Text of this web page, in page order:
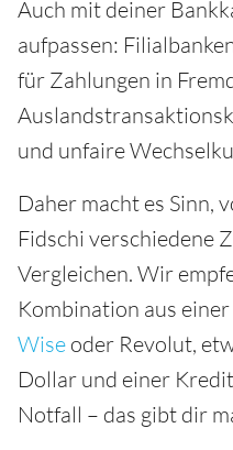
Auch mit deiner
aufpassen:
für Zahlungen in
und unfaire
Daher macht es Sinn,
Fidschi verschiedene
Vergleichen. Wir
Kombination aus
Wise oder Revolut,
Dollar und einer
Notfall – das gibt dir